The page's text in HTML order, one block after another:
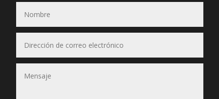
(Puedes seleccionar varios)